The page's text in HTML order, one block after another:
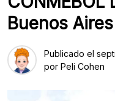
Buenos Aires
Publicado el
por Peli Cohen